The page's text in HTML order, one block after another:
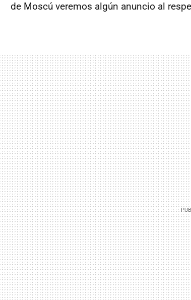
de Moscú veremos algún anuncio al